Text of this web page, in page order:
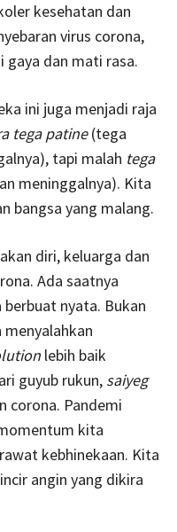
kesehatan dan
virus corona,
dan mati rasa.
ini juga menjadi raja
tega patine(tega
tapi malah tega
meninggalnya). Kita
bangsa yang malang.
diri, keluarga dan
Ada saatnya
nyata. Bukan
lebih baik
guyub rukun, saiyeg
corona. Pandemi
kita
kebhinekaan. Kita
angin yang dikira